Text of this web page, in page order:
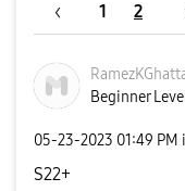
1 2
Beginner
‎05-23-2023 01:49 PM
S22+